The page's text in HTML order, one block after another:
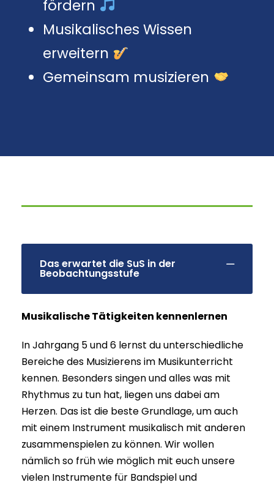
fördern
Musikalisches Wissen
erweitern
Gemeinsam musizieren
Das erwartet die SuS in der
Beobachtungsstufe
Musikalische Tätigkeiten kennenlernen
In Jahrgang 5 und 6 lernst du unterschiedliche
Bereiche des Musizierens im Musikunterricht
kennen. Besonders singen und alles was mit
Rhythmus zu tun hat, liegen uns dabei am
Herzen. Das ist die beste Grundlage, um auch
mit einem Instrument musikalisch mit anderen
zusammenspielen zu können. Wir wollen
nämlich so früh wie möglich mit euch unsere
vielen Instrumente für Bandspiel und